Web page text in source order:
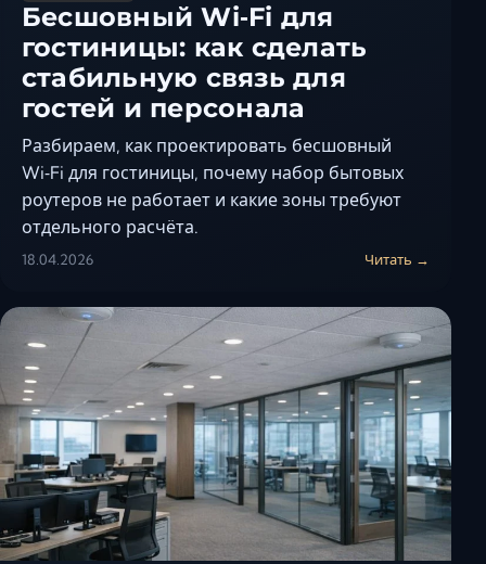
Бесшовный Wi‑Fi для
гостиницы: как сделать
стабильную связь для
гостей и персонала
Разбираем, как проектировать бесшовный
Wi‑Fi для гостиницы, почему набор бытовых
роутеров не работает и какие зоны требуют
отдельного расчёта.
18.04.2026 Читать →